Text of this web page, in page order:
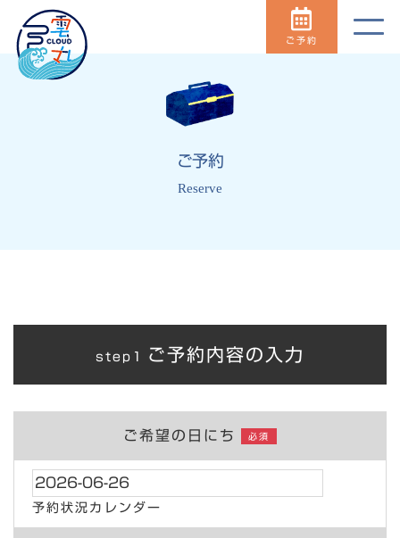
ご予約
ご予約
Reserve
step1 ご予約内容の入力
ご希望の日にち 必須
予約状況カレンダー